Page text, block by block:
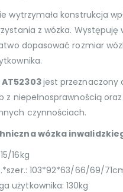
wytrzymała konstrukcja
z wózka. Występuję
dopasować rozmiar
jest przeznaczony
z niepełnosprawnością
czynnościach.
wózka
16kg
103*92*63/66/69/
użytkownika: 130kg